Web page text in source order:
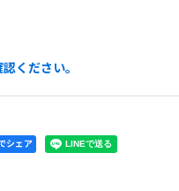
ください。
ェア